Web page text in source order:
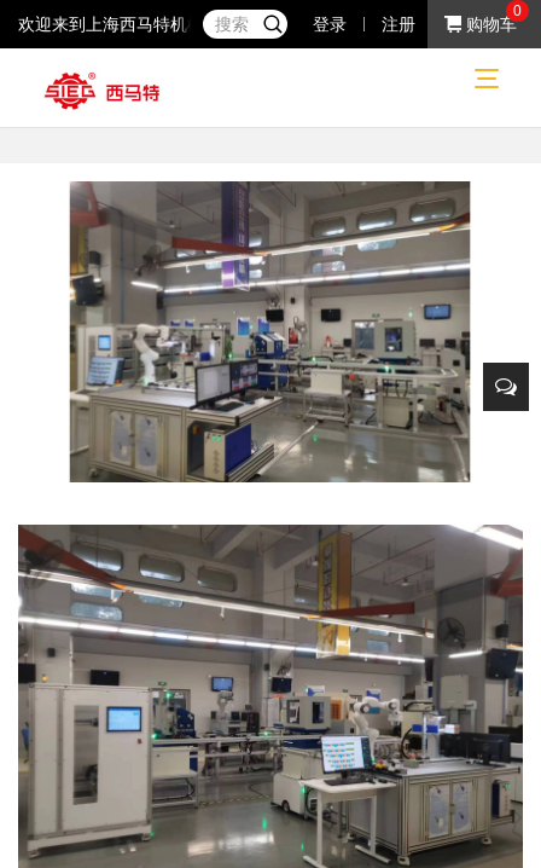
欢迎来到上海西马特机械制造有限公司！37年专注于小机床产品的研
登录 注册 购物车
0
客户案例
网站首页 客户案例